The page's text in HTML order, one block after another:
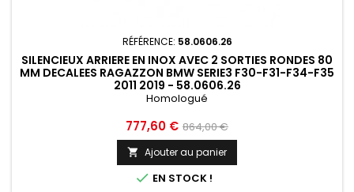
RÉFÉRENCE: 58.0606.26
SILENCIEUX ARRIERE EN INOX AVEC 2 SORTIES RONDES 80
MM DECALEES RAGAZZON BMW SERIE3 F30-F31-F34-F35
2011 2019 - 58.0606.26
Homologué
Prix
777,60 € Prix
de
base
864,00 €
 Ajouter au panier
 EN STOCK !